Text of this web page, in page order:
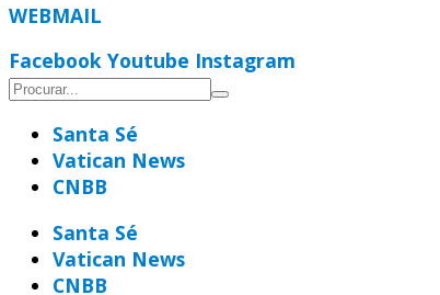
WEBMAIL
Facebook Youtube Instagram
Santa Sé
Vatican News
CNBB
Santa Sé
Vatican News
CNBB